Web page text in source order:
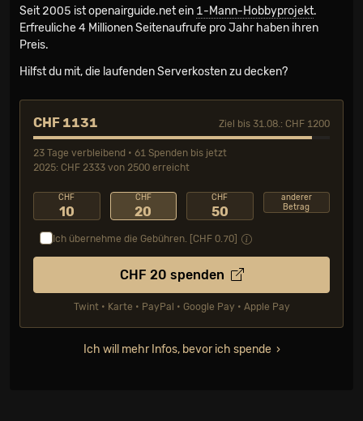
Seit 2005 ist openairguide.net ein 1-Mann-Hobbyprojekt.
Erfreuliche 4 Millionen Seiten­aufrufe pro Jahr haben ihren
Preis.
Hilfst du mit, die laufenden Serverkosten zu decken?
CHF 1131 Ziel bis 31.08.: CHF 1200
23 Tage verbleibend • 61 Spenden bis jetzt
2025: CHF 2333 von 2500 erreicht
CHF
10
CHF
20
CHF
50
anderer
Betrag
Ich übernehme die Gebühren. [CHF 0.70
CHF 20 spenden
Twint • Karte • PayPal • Google Pay • Apple Pay
Ich will mehr Infos, bevor ich spende